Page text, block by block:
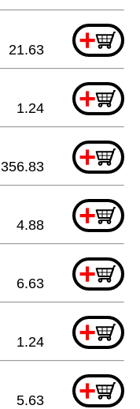
+
21.63
+
1.24
+
356.83
+
4.88
+
6.63
+
1.24
+
5.63